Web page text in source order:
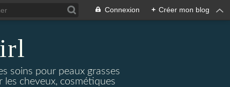
Connexion + Créer mon blog
soins pour peaux grasses
les cheveux, cosmétiques